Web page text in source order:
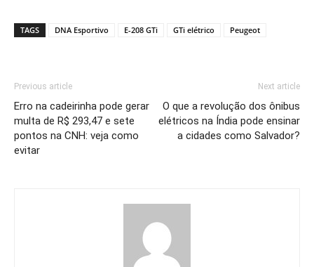
TAGS DNA Esportivo E-208 GTi GTi elétrico Peugeot
Previous article
Erro na cadeirinha pode gerar
multa de R$ 293,47 e sete
pontos na CNH: veja como
evitar
Next article
O que a revolução dos ônibus
elétricos na Índia pode ensinar
a cidades como Salvador?